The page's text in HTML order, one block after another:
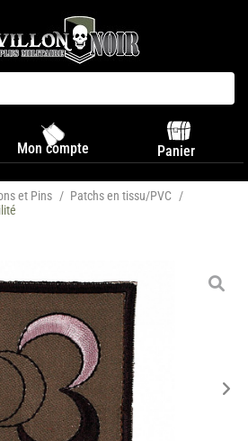
Mon compte Panier
et Pins / Patchs en tissu/PVC /